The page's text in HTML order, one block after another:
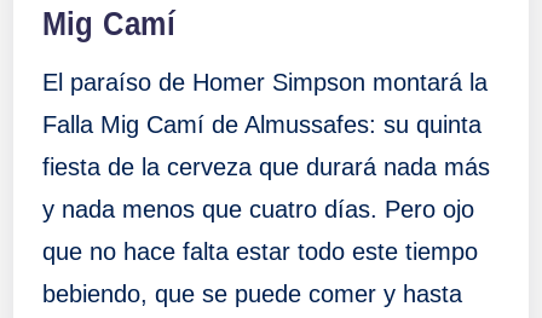
Mig Camí
El paraíso de Homer Simpson montará la
Falla Mig Camí de Almussafes: su quinta
fiesta de la cerveza que durará nada más
y nada menos que cuatro días. Pero ojo
que no hace falta estar todo este tiempo
bebiendo, que se puede comer y hasta